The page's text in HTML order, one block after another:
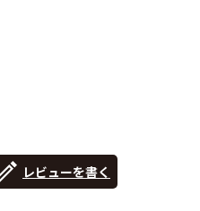
レビューを書く